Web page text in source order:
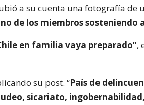
a su cuenta una fotografía de
de los miembros sosteniendo
en familia vaya preparado”,
su post. “País de
sicariato,